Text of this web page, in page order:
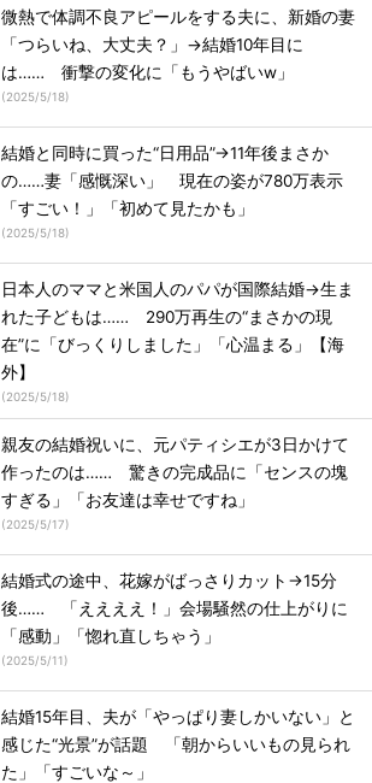
微熱で体調不良アピールをする夫に、新婚の妻
「つらいね、大丈夫？」→結婚10年目に
は…… 衝撃の変化に「もうやばいw」
(2025/5/18)
結婚と同時に買った“日用品”→11年後まさか
の……妻「感慨深い」 現在の姿が780万表示
「すごい！」「初めて見たかも」
(2025/5/18)
日本人のママと米国人のパパが国際結婚→生ま
れた子どもは…… 290万再生の“まさかの現
在”に「びっくりしました」「心温まる」【海
外】
(2025/5/18)
親友の結婚祝いに、元パティシエが3日かけて
作ったのは…… 驚きの完成品に「センスの塊
すぎる」「お友達は幸せですね」
(2025/5/17)
結婚式の途中、花嫁がばっさりカット→15分
後…… 「ええええ！」会場騒然の仕上がりに
「感動」「惚れ直しちゃう」
(2025/5/11)
結婚15年目、夫が「やっぱり妻しかいない」と
感じた“光景”が話題 「朝からいいもの見られ
た」「すごいな～」